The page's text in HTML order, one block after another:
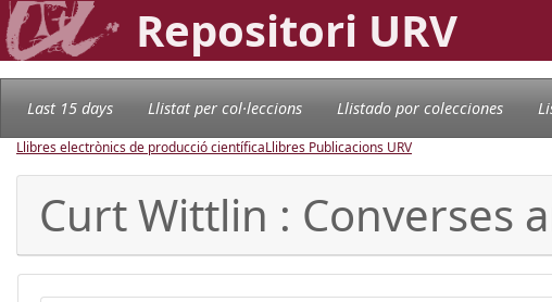
Repositori URV
Last 15 days Llistat per col·leccions Llistado por colecciones
Llibres electrònics de producció científicaLlibres Publicacions URV
Curt Wittlin : Converses